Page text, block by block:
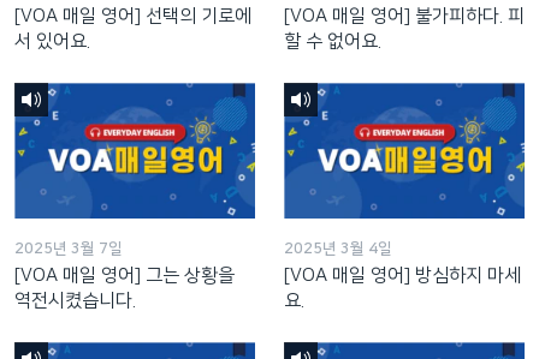
[VOA 매일 영어] 선택의 기로에
서 있어요.
[VOA 매일 영어] 불가피하다. 피
할 수 없어요.
2025년 3월 7일
[VOA 매일 영어] 그는 상황을
역전시켰습니다.
2025년 3월 4일
[VOA 매일 영어] 방심하지 마세
요.